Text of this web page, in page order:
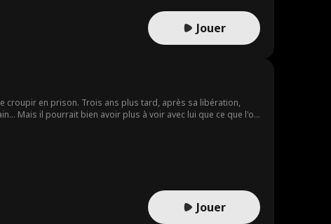
Jouer
croupir en prison. Trois ans plus tard, après sa libération,
Mais il pourrait bien avoir plus à voir avec lui que ce que l'on
Jouer